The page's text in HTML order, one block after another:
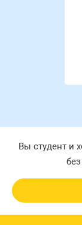
Вы студент и